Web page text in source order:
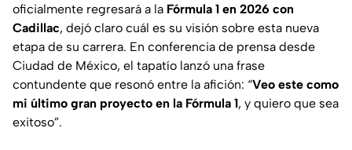
oficialmente regresará a la Fórmula 1 en 2026 con
Cadillac, dejó claro cuál es su visión sobre esta nueva
etapa de su carrera. En conferencia de prensa desde
Ciudad de México, el tapatío lanzó una frase
contundente que resonó entre la afición: “Veo este como
mi último gran proyecto en la Fórmula 1, y quiero que sea
exitoso”.